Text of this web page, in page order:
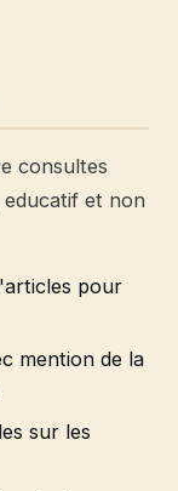
consultes
et non
pour
mention de la
sur les